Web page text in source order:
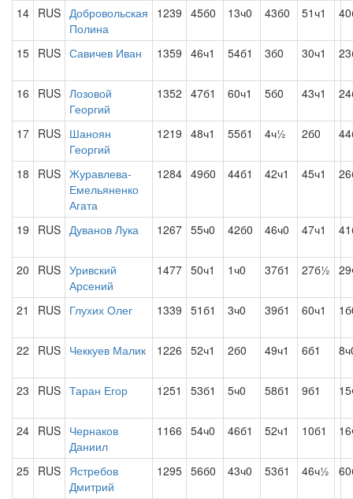
14 RUS Добровольская
Полина
1239 45б0 13ч0 43б0 51ч1
15 RUS Савичев Иван 1359 46ч1 54б1 3б0 30ч1
16 RUS Лозовой
Георгий
1352 47б1 60ч1 5б0 43ч1
17 RUS Шаноян
Георгий
1219 48ч1 55б1 4ч½ 2б0
18 RUS Журавлева-
Емельяненко
Агата
1284 49б0 44б1 42ч1 45ч1
19 RUS Дуванов Лука 1267 55ч0 42б0 46ч0 47ч1
20 RUS Уривский
Арсений
1477 50ч1 1ч0 37б1 27б½
21 RUS Глухих Олег 1339 51б1 3ч0 39б1 60ч1
22 RUS Чеккуев Малик 1226 52ч1 2б0 49ч1 6б1
23 RUS Таран Егор 1251 53б1 5ч0 58б1 9б1
24 RUS Чернаков
Даниил
1166 54ч0 46б1 52ч1 10б1
25 RUS Ястребов
Дмитрий
1295 56б0 43ч0 53б1 46ч½